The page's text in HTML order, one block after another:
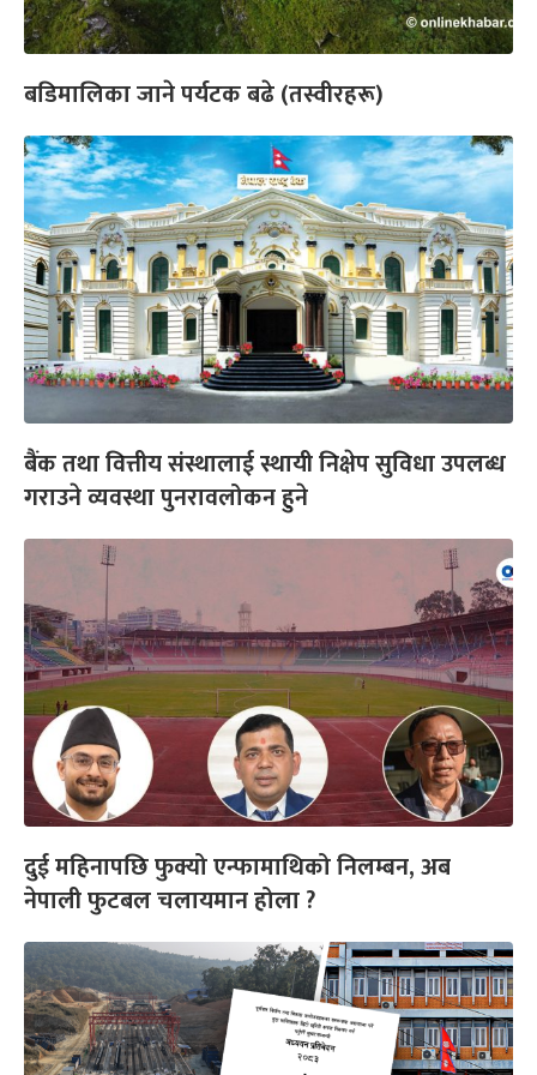
बडिमालिका जाने पर्यटक बढे (तस्वीरहरू)
बैंक तथा वित्तीय संस्थालाई स्थायी निक्षेप सुविधा उपलब्ध
गराउने व्यवस्था पुनरावलोकन हुने
दुई महिनापछि फुक्यो एन्फामाथिको निलम्बन, अब
नेपाली फुटबल चलायमान होला ?